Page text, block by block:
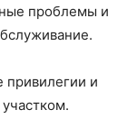
проблемы и
привилегии и